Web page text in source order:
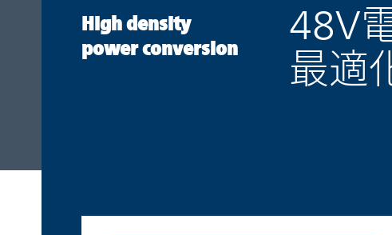
High density
power conversion
48V
最適